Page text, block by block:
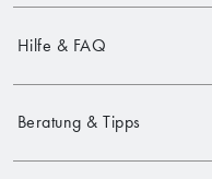
Hilfe & FAQ
Beratung & Tipps